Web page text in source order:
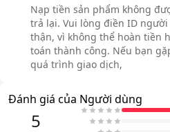
Nạp tiền sản phẩm không
trả lại. Vui lòng điền ID
thận, vì không thể hoàn tiền
toán thành công. Nếu bạn
quá trình giao dịch,
Đánh giá của Người dùng
5